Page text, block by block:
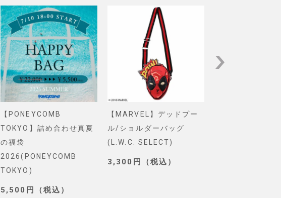
【PONEYCOMB
TOKYO】詰め合わせ真夏
の福袋
2026(PONEYCOMB
TOKYO)
5,500円（税込）
【MARVEL】デッドプー
ル/ショルダーバッグ
(L.W.C. SELECT)
3,300円（税込）